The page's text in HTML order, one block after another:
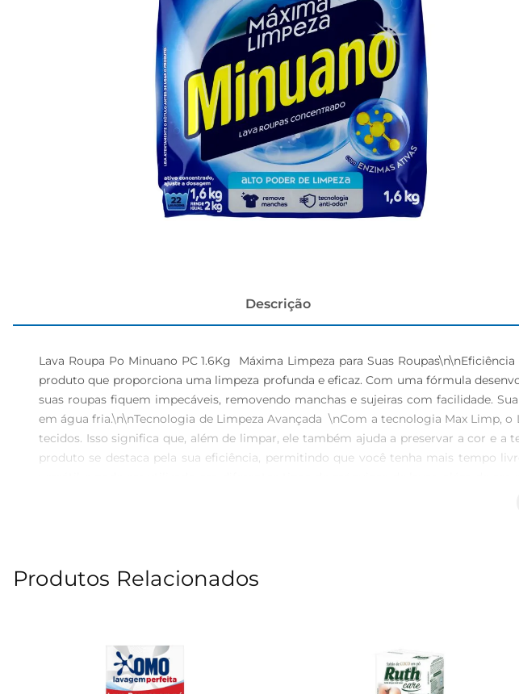
Descrição
Lava Roupa Po Minuano PC 1.6Kg  Máxima Limpeza para Suas
produto que proporciona uma limpeza profunda e eficaz. Com uma fórmula
suas roupas fiquem impecáveis, removendo manchas e sujeiras com facilidade.
em água fria.\n\nTecnologia de Limpeza Avançada  \nCom a tecnologia Max Limp,
tecidos. Isso significa que, além de limpar, ele também ajuda a preservar a cor e a
produto se destaca pela sua eficiência, permitindo que você tenha mais tempo
garantindo que você tenha sempre à mão a quantidade necessária para suas
Produtos Relacionados
iogurte
papel higiênico
cerveja